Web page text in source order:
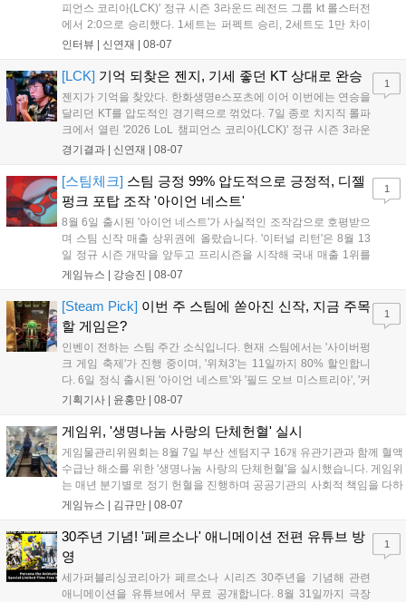
피언스 코리아(LCK)' 정규 시즌 3라운드 레전드 그룹 kt 롤스터전
에서 2:0으로 승리했다. 1세트는 퍼펙트 승리, 2세트도 1만 차이
를 벌리며 25분 만에 승리하면서 말 그대로 압도적인 경기력을 선
하며 POM에 선정됐...
인터뷰 | 신연재 | 08-07
[LCK] 기억 되찾은 젠지, 기세 좋던 KT 상대로 완승
젠지가 기억을 찾았다. 한화생명e스포츠에 이어 이번에는 연승을
달리던 KT를 압도적인 경기력으로 꺾었다. 7일 종로 치지직 롤파
크에서 열린 '2026 LoL 챔피언스 코리아(LCK)' 정규 시즌 3라운
드 레전드 그룹, kt 롤스터와 젠지 e스포츠의 대결에서 젠지가 압
기억을 되찾기라도 한 듯 1,...
경기결과 | 신연재 | 08-07
1
[스팀체크] 스팀 긍정 99% 압도적으로 긍정적, 디젤
펑크 포탑 조작 '아이언 네스트'
8월 6일 출시된 '아이언 네스트'가 사실적인 조작감으로 호평받으
며 스팀 신작 매출 상위권에 올랐습니다. '이터널 리턴'은 8월 13
일 정규 시즌 개막을 앞두고 프리시즌을 시작해 국내 매출 1위를
기록했습니다. 25주년을 맞은 '고스트 리콘' 시리즈는 8월 6일 쇼
'마블 투혼: 파이팅 소울즈'와 레트로 수리 시뮬레이션 '리스토
리'도 스팀에 정식 출시되었습니다....
게임뉴스 | 강승진 | 08-07
1
[Steam Pick] 이번 주 스팀에 쏟아진 신작, 지금 주목
할 게임은?
인벤이 전하는 스팀 주간 소식입니다. 현재 스팀에서는 '사이버펑
크 게임 축제'가 진행 중이며, '위쳐3'는 11일까지 80% 할인합니
다. 6일 정식 출시된 '아이언 네스트'와 '필드 오브 미스트리아', '커
세어 코브'가 호평받고 있습니다. 한편, 7일 출시된 '마블 투혼'은
다. 유비소프트의 '고스트리콘: 와일드랜드'는 7년 만의 대규모 업
기획기사 | 윤홍만 | 08-07
1
게임위, '생명나눔 사랑의 단체헌혈' 실시
게임물관리위원회는 8월 7일 부산 센텀지구 16개 유관기관과 함께 혈액
수급난 해소를 위한 '생명나눔 사랑의 단체헌혈'을 실시했습니다. 게임위
는 매년 분기별로 정기 헌혈을 진행하며 공공기관의 사회적 책임을 다하
고 있으며, 이번 행사에는 영화진흥위원회 등 14개 기관 임직원이 동참
따뜻한 실천에 참여한 모든 임직원에게 감사의 뜻을 전하며 헌혈 문화
확산에 앞장섰습니다....
게임뉴스 | 김규만 | 08-07
30주년 기념! '페르소나' 애니메이션 전편 유튜브 방
영
세가퍼블리싱코리아가 페르소나 시리즈 30주년을 기념해 관련
애니메이션을 유튜브에서 무료 공개합니다. 8월 31일까지 극장
1